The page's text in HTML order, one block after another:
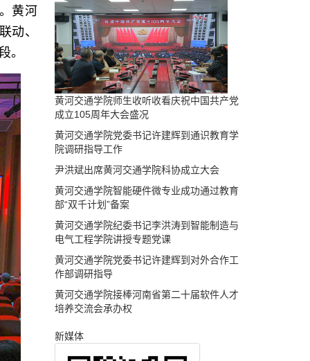
黄河
动、
。
黄河交通学院师生收听收看庆祝中国共产党
成立105周年大会盛况
黄河交通学院党委书记许建辉到通识教育学
院调研指导工作
尹洪斌出席黄河交通学院科协成立大会
黄河交通学院智能硬件微专业成功通过教育
部“双千计划”备案
黄河交通学院纪委书记李洪涛到智能制造与
电气工程学院讲授专题党课
黄河交通学院党委书记许建辉到对外合作工
作部调研指导
黄河交通学院接棒河南省第二十届软件人才
培养交流会承办权
新媒体